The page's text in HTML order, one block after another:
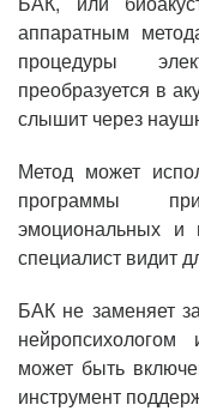
аппаратным
процедуры
преобразуется в
слышит через
Метод может
программы
эмоциональных и
специалист видит
БАК не заменяет
может быть
инструмент